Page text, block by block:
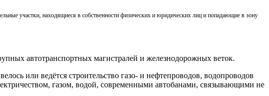
участки, находящиеся в собственности физических и юридических лиц и попадающие в зону
автотранспортных магистралей и железнодорожных веток.
или ведётся строительство газо- и нефтепроводов, водопроводов
газом, водой, современными автобанами, связывающими не